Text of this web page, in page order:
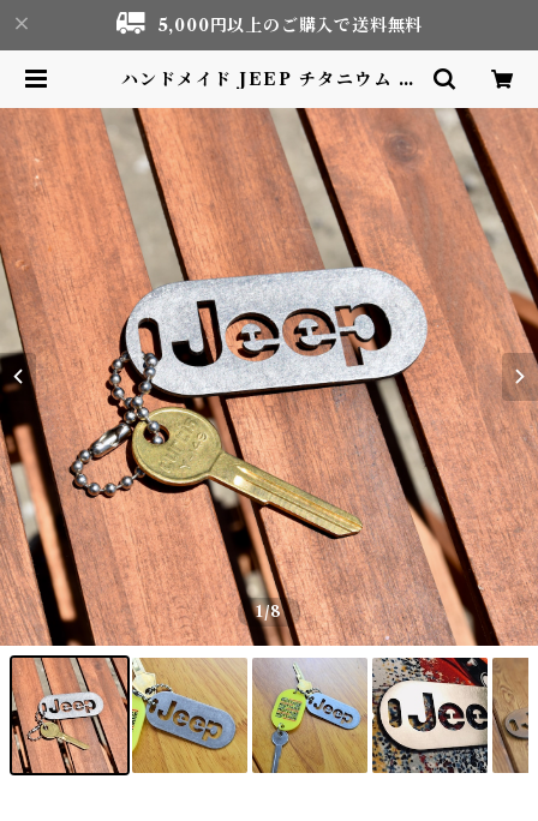
5,000円以上のご購入で送料無料
ハンドメイド JEEP チタニウム キ
Raw | Motor life & Outdoor
Adventure Tourism gear sho
p
1/8